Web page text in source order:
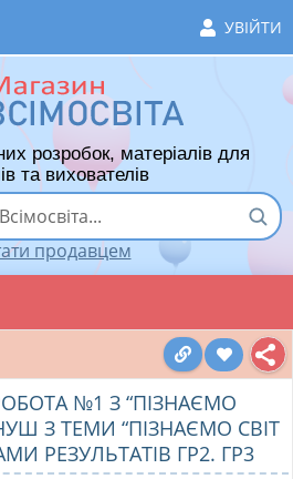
УВІЙТИ
розробок, матеріалів для
та вихователів
продавцем
№1 З “ПІЗНАЄМО
З ТЕМИ “ПІЗНАЄМО СВІТ
РЕЗУЛЬТАТІВ ГР2. ГР3